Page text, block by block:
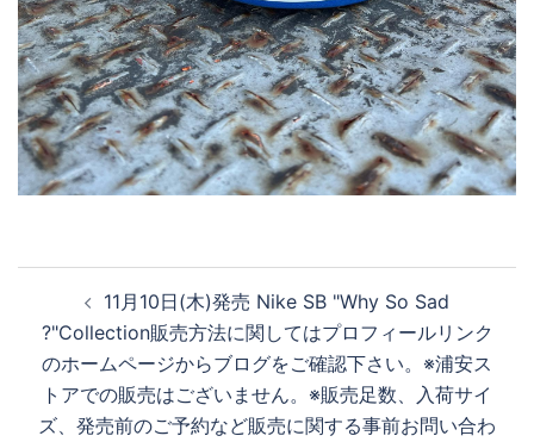
ナ
ビ
ゲ
11月10日(木)発売 Nike SB "Why So Sad
?"Collection販売方法に関してはプロフィールリンク
のホームページからブログをご確認下さい。※浦安ス
トアでの販売はございません。※販売足数、入荷サイ
ズ、発売前のご予約など販売に関する事前お問い合わ